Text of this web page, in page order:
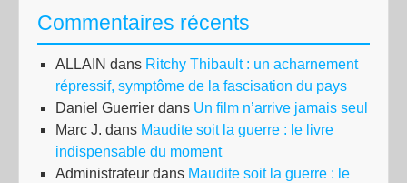
Commentaires récents
ALLAIN dans Ritchy Thibault : un acharnement
répressif, symptôme de la fascisation du pays
Daniel Guerrier dans Un film n’arrive jamais seul
Marc J. dans Maudite soit la guerre : le livre
indispensable du moment
Administrateur dans Maudite soit la guerre : le